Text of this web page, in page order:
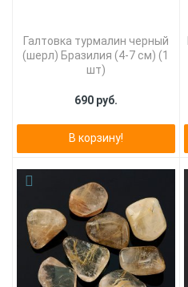
Галтовка турмалин черный
(шерл) Бразилия (4-7 см) (1
шт)
690 руб.
В корзину!